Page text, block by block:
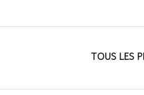
–TOUS LES